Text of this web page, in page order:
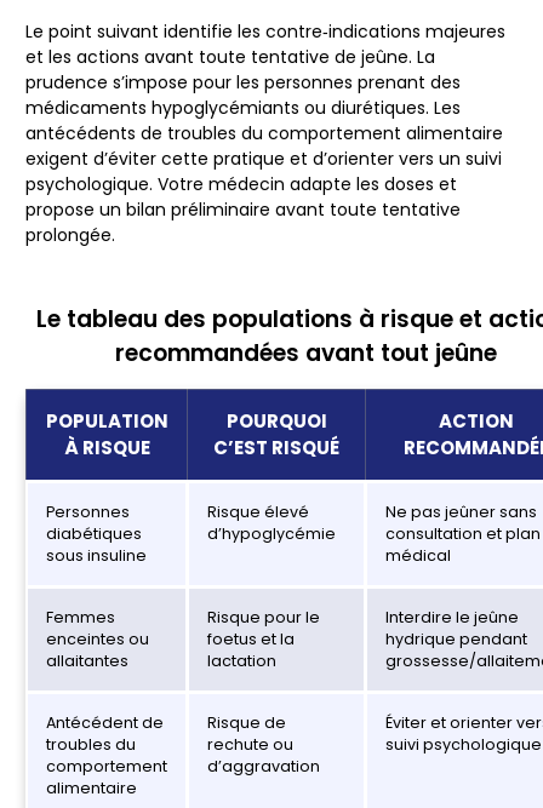
Le point suivant identifie les contre‑indications majeures
et les actions avant toute tentative de jeûne. La
prudence s’impose pour les personnes prenant des
médicaments hypoglycémiants ou diurétiques. Les
antécédents de troubles du comportement alimentaire
exigent d’éviter cette pratique et d’orienter vers un suivi
psychologique. Votre médecin adapte les doses et
propose un bilan préliminaire avant toute tentative
prolongée.
Le tableau des populations à risque et
recommandées avant tout jeûne
POPULATION
À RISQUE
POURQUOI
C’EST RISQUÉ
ACTION
Personnes
diabétiques
sous insuline
Risque élevé
d’hypoglycémie
Ne pas jeûner sans
consultation et plan
médical
Femmes
enceintes ou
allaitantes
Risque pour le
foetus et la
lactation
Interdire le jeûne
hydrique pendant
grossesse/
Antécédent de
troubles du
comportement
alimentaire
Risque de
rechute ou
d’aggravation
Éviter et orienter
suivi psychologique